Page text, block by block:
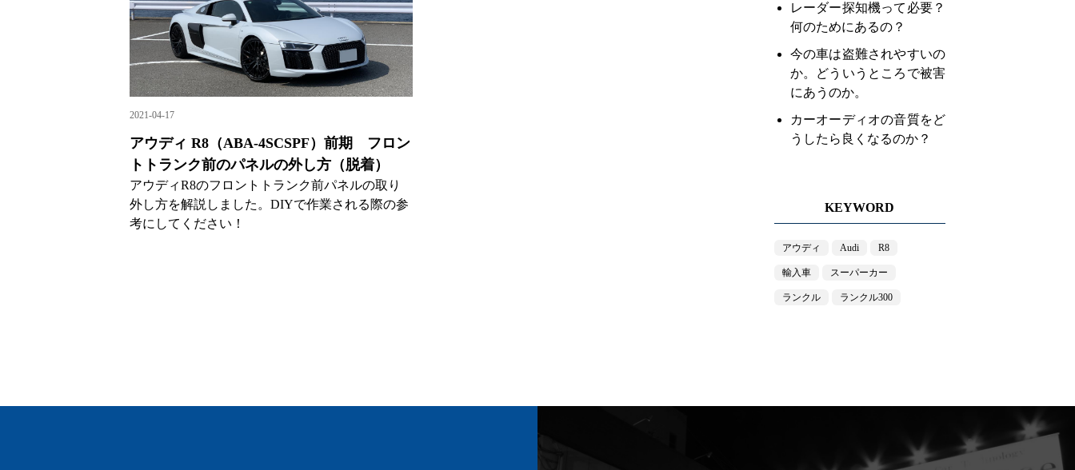
2021-04-17
アウディ R8（ABA-4SCSPF）前期 フロン
トトランク前のパネルの外し方（脱着）
アウディR8のフロントトランク前パネルの取り
外し方を解説しました。DIYで作業される際の参
考にしてください！
レーダー探知機って必要？
何のためにあるの？
今の車は盗難されやすいの
か。どういうところで被害
にあうのか。
カーオーディオの音質をど
うしたら良くなるのか？
KEYWORD
アウディ Audi R8
輸入車 スーパーカー
ランクル ランクル300